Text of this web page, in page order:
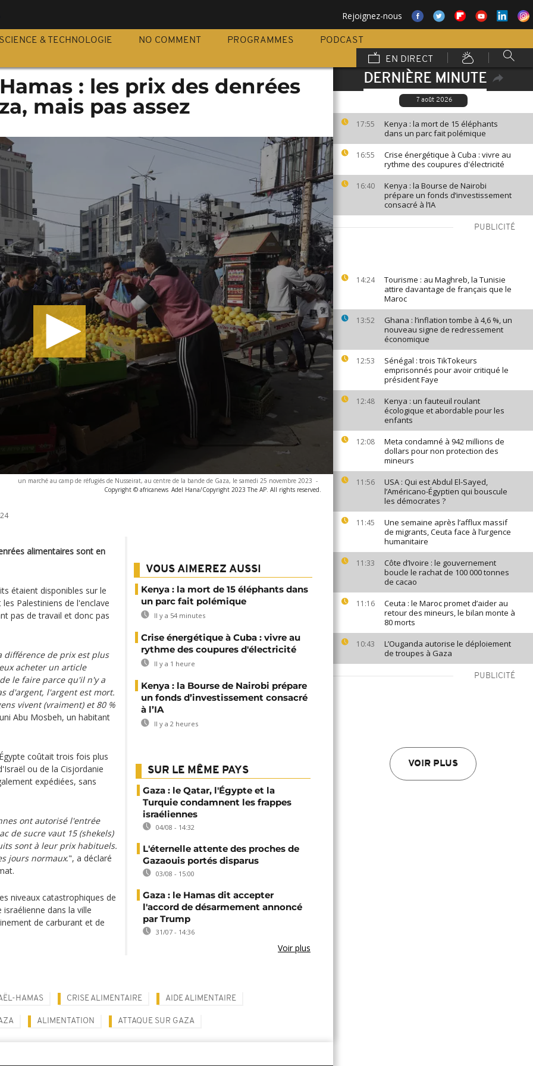
Rejoignez-nous
SCIENCE & TECHNOLOGIE NO COMMENT PROGRAMMES
PODCAST
EN DIRECT
DERNIÈRE MINUTE
7 août 2026
17:55
Kenya : la mort de 15 éléphants
dans un parc fait polémique
16:55
Crise énergétique à Cuba : vivre au
rythme des coupures d'électricité
16:40
Kenya : la Bourse de Nairobi
prépare un fonds d’investissement
consacré à l’IA
PUBLICITÉ
14:24
Tourisme : au Maghreb, la Tunisie
attire davantage de français que le
Maroc
13:52
Ghana : l’inflation tombe à 4,6 %, un
nouveau signe de redressement
économique
12:53
Sénégal : trois TikTokeurs
emprisonnés pour avoir critiqué le
président Faye
12:48
Kenya : un fauteuil roulant
écologique et abordable pour les
enfants
12:08
Meta condamné à 942 millions de
dollars pour non protection des
mineurs
11:56
USA : Qui est Abdul El-Sayed,
l’Américano-Égyptien qui bouscule
les démocrates ?
11:45
Une semaine après l’afflux massif
de migrants, Ceuta face à l’urgence
humanitaire
11:33
Côte d’Ivoire : le gouvernement
boucle le rachat de 100 000 tonnes
de cacao
11:16
Ceuta : le Maroc promet d’aider au
retour des mineurs, le bilan monte à
80 morts
10:43
L’Ouganda autorise le déploiement
de troupes à Gaza
PUBLICITÉ
VOIR PLUS
: les prix des denrées
mais pas assez
un marché au camp de réfugiés de Nusseirat, au centre de la bande de Gaza, le samedi 25 novembre 2023 -
Copyright © africanews Adel Hana/Copyright 2023 The AP. All rights reserved.
alimentaires sont en
étaient disponibles sur le
Palestiniens de l'enclave
pas de travail et donc pas
différence de prix est plus
acheter un article
le faire parce qu'il n'y a
d'argent, l'argent est mort.
vivent (vraiment) et 80 %
Abu Mosbeh, un habitant
coûtait trois fois plus
ou de la Cisjordanie
expédiées, sans
ont autorisé l'entrée
de sucre vaut 15 (shekels)
sont à leur prix habituels.
jours normaux.", a déclaré
niveaux catastrophiques de
dans la ville
de carburant et de
VOUS AIMEREZ AUSSI
Kenya : la mort de 15 éléphants dans
un parc fait polémique
Il y a 54 minutes
Crise énergétique à Cuba : vivre au
rythme des coupures d'électricité
Il y a 1 heure
Kenya : la Bourse de Nairobi prépare
un fonds d’investissement consacré
à l’IA
Il y a 2 heures
SUR LE MÊME PAYS
Gaza : le Qatar, l'Égypte et la
Turquie condamnent les frappes
israéliennes
04/08 - 14:32
L'éternelle attente des proches de
Gazaouis portés disparus
03/08 - 15:00
Gaza : le Hamas dit accepter
l'accord de désarmement annoncé
par Trump
31/07 - 14:36
Voir plus
HAMAS CRISE ALIMENTAIRE AIDE ALIMENTAIRE
ALIMENTATION ATTAQUE SUR GAZA